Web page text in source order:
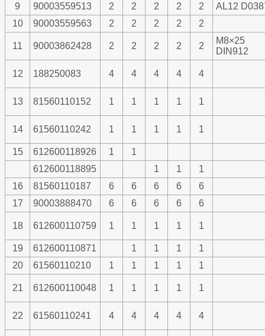
9
90003559513 2 2 2 2 2
AL12
10
90003559563 2 2 2 2 2
11 90003862428 2 2 2 2 2
M8×25
DIN912
12 188250083 4 4 4 4 4
13 81560110152 1 1 1 1 1
14 61560110242 1 1 1 1 1
15 612600118926 1
1
612600118895
1 1
1
16
81560110187 6 6 6 6
6
17
90003888470 6 6 6 6 6
18 612600110759 1 1 1 1 1
19 612600110871 1 1 1
1
20
61560110210 1 1 1 1 1
21 612600110048 1 1 1 1 1
22 61560110241 4 4 4 4 4